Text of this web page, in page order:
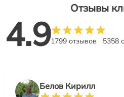
Отзывы
4.91799 отзывов 5358
Белов Кирилл